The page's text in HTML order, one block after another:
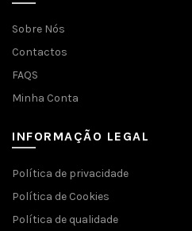
Sobre Nós
Contactos
FAQS
Minha Conta
INFORMAÇÃO LEGAL
Política de privacidade
Política de Cookies
Política de qualidade